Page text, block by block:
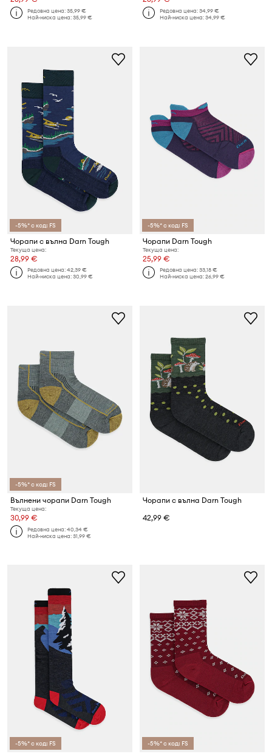
Редовна цена:35,99 €
Най-ниска цена:35,99 €
Редовна цена:34,99 €
Най-ниска цена:34,99 €
-5%* с код: FS
Чорапи с вълна Darn Tough
Текуща цена:
28,99 €
Редовна цена:42,39 €
Най-ниска цена:30,99 €
-5%* с код: FS
Чорапи Darn Tough
Текуща цена:
25,99 €
Редовна цена:33,18 €
Най-ниска цена:26,99 €
-5%* с код: FS
Вълнени чорапи Darn Tough
Текуща цена:
30,99 €
Редовна цена:40,34 €
Най-ниска цена:31,99 €
Чорапи с вълна Darn Tough
42,99 €
-5%* с код: FS -5%* с код: FS